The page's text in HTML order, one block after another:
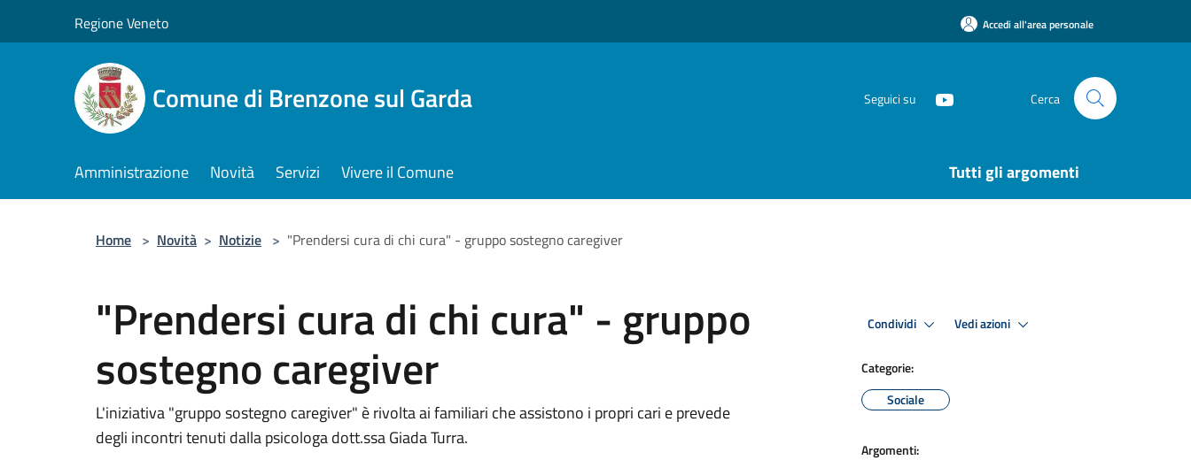
Regione Veneto Accedi all'area personale
Comune di Brenzone sul Garda Seguici su Cerca
Amministrazione Novità Servizi Vivere il Comune Tutti gli argomenti
Home > Novità > Notizie > "Prendersi cura di chi cura" - gruppo sostegno caregiver
"Prendersi cura di chi cura" - gruppo
sostegno caregiver
L'iniziativa "gruppo sostegno caregiver" è rivolta ai familiari che assistono i propri cari e prevede
degli incontri tenuti dalla psicologa dott.ssa Giada Turra.
Condividi Vedi azioni
Categorie:
Sociale
Argomenti: